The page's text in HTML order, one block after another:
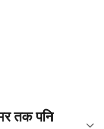
तक पनि